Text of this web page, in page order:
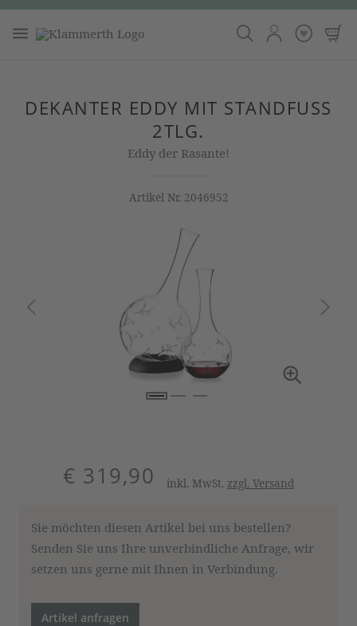
DEKANTER EDDY MIT STANDFUSS 2
TLG.
Eddy der Rasante!
Artikel Nr. 2046952
€ 319,90 inkl. MwSt. zzgl. Versand
Sie möchten diesen Artikel bei uns bestellen?
Senden Sie uns Ihre unverbindliche Anfrage, wir
setzen uns gerne mit Ihnen in Verbindung.
Artikel anfragen